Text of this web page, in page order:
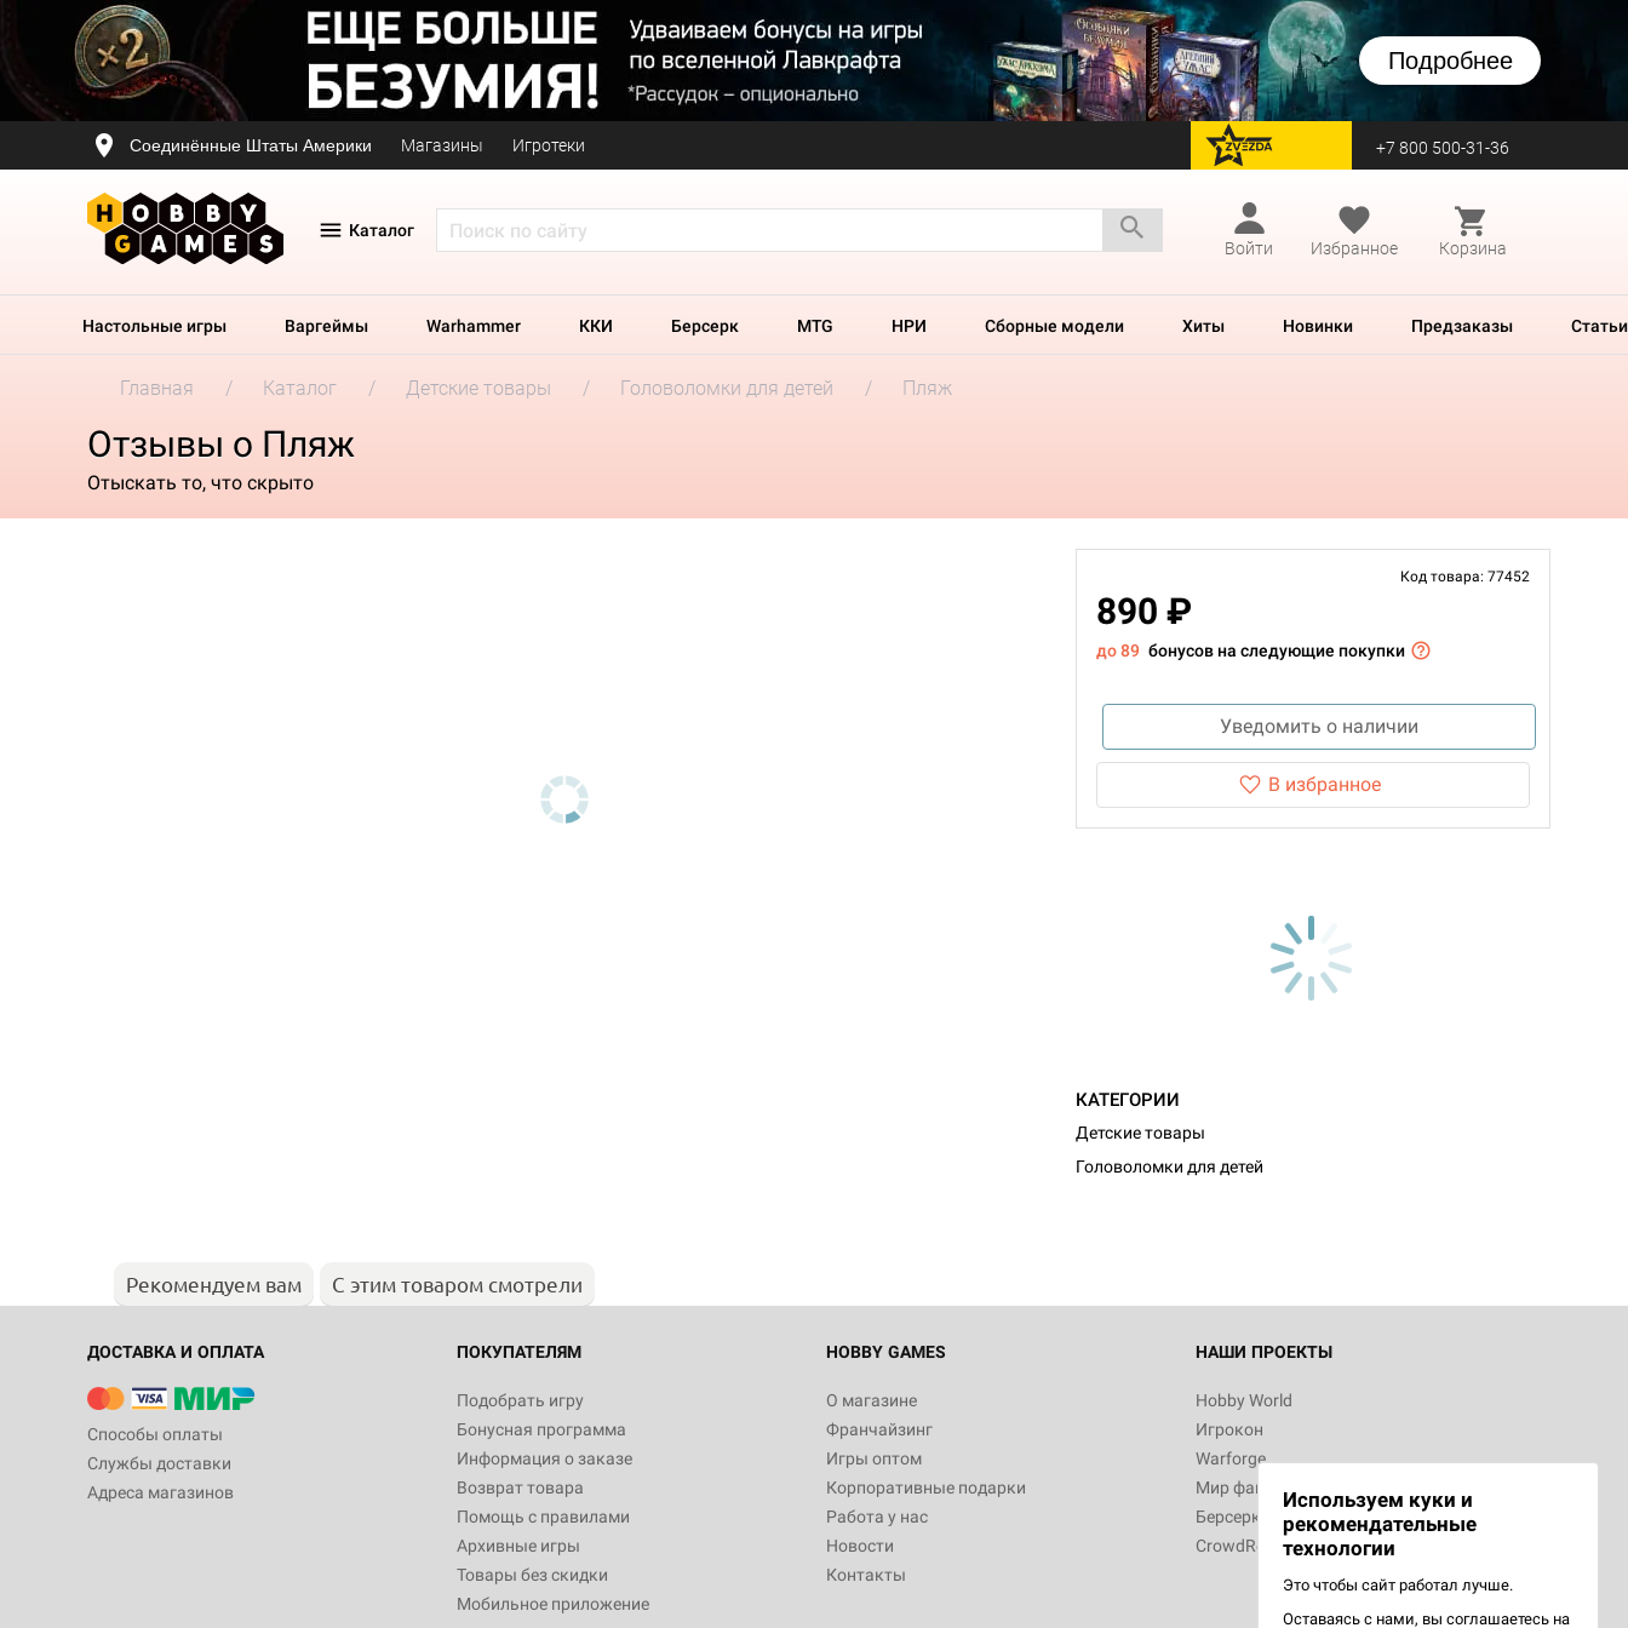
Подробнее
Соединённые Штаты Америки Магазины Игротеки перейти на Zvezda +7 800 500-31-36
Каталог
Войти
Избранное Корзина
Настольные игры Варгеймы Warhammer ККИ Берсерк MTG НРИ Сборные модели Хиты Новинки Предзаказы Статьи
Главная Каталог Детские товары Головоломки для детей Пляж
Отзывы о Пляж
Отыскать то, что скрыто
Код товара: 77452
890 ₽
до 89 бонусов на следующие покупки
Уведомить о наличии
В избранное
КАТЕГОРИИ
Детские товары
Головоломки для детей
Рекомендуем вам С этим товаром смотрели
ДОСТАВКА И ОПЛАТА
Способы оплаты
Службы доставки
Адреса магазинов
ПОКУПАТЕЛЯМ
Подобрать игру
Бонусная программа
Информация о заказе
Возврат товара
Помощь с правилами
Архивные игры
Товары без скидки
Мобильное приложение
HOBBY GAMES
О магазине
Франчайзинг
Игры оптом
Корпоративные подарки
Работа у нас
Новости
Контакты
НАШИ ПРОЕКТЫ
Hobby World
Игрокон
Warforge
Мир фантастики
Берсерк
CrowdRepublic
Используем куки и
рекомендательные
технологии
Это чтобы сайт работал лучше.
Оставаясь с нами, вы соглашаетесь на